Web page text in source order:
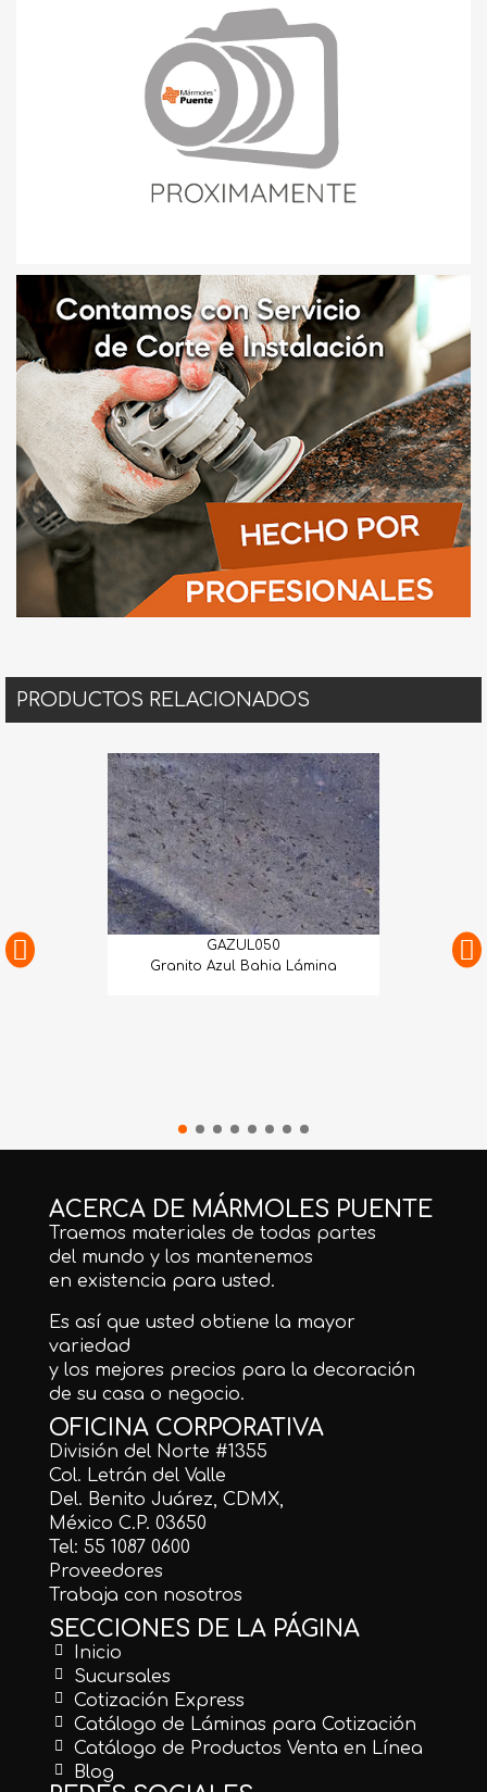
PRODUCTOS RELACIONADOS
GAZUL050
Granito Azul Bahia Lámina
ACERCA DE MÁRMOLES PUENTE
Traemos materiales de todas partes
del mundo y los mantenemos
en existencia para usted.
Es así que usted obtiene la mayor
variedad
y los mejores precios para la decoración
de su casa o negocio.
OFICINA CORPORATIVA
División del Norte #1355
Col. Letrán del Valle
Del. Benito Juárez, CDMX,
México C.P. 03650
Tel: 55 1087 0600
Proveedores
Trabaja con nosotros
SECCIONES DE LA PÁGINA
Inicio
Sucursales
Cotización Express
Catálogo de Láminas para Cotización
Catálogo de Productos Venta en Línea
Blog